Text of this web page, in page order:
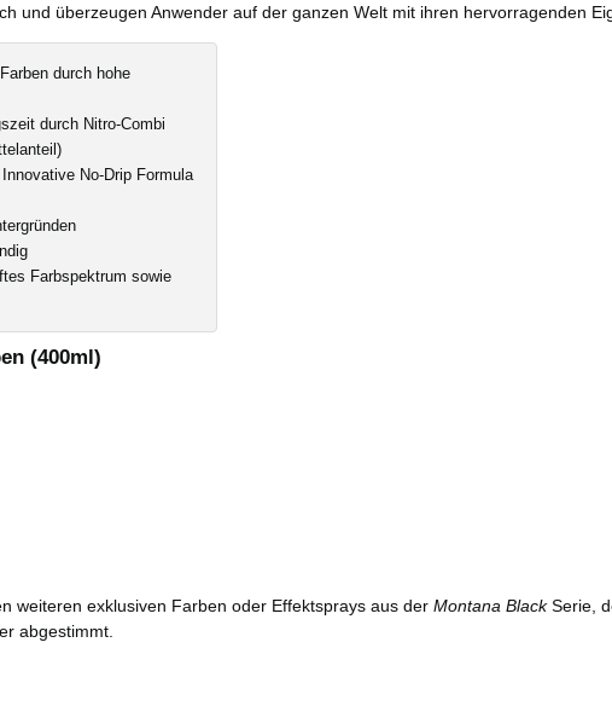
und überzeugen Anwender auf der ganzen Welt mit ihren hervorragenden
durch hohe
durch Nitro-Combi
No-Drip Formula
Farbspektrum sowie
(400ml)
weiteren exklusiven Farben oder Effektsprays aus der Montana Black Serie,
abgestimmt.